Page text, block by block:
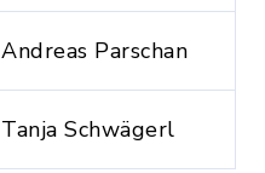
Andreas Parschan
Tanja Schwägerl